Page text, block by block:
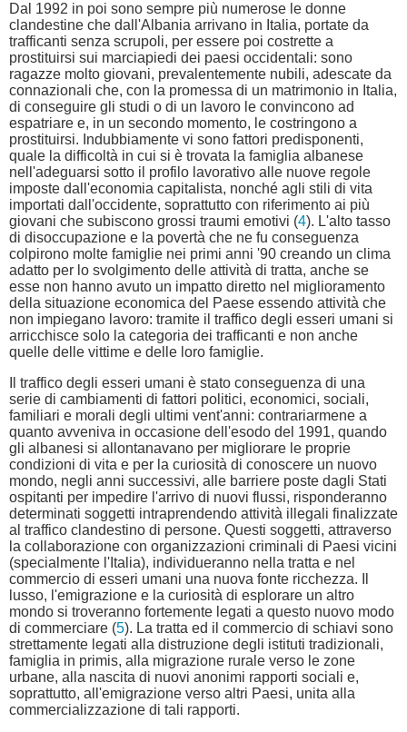
Dal 1992 in poi sono sempre più numerose le donne
clandestine che dall'Albania arrivano in Italia, portate da
trafficanti senza scrupoli, per essere poi costrette a
prostituirsi sui marciapiedi dei paesi occidentali: sono
ragazze molto giovani, prevalentemente nubili, adescate da
connazionali che, con la promessa di un matrimonio in Italia,
di conseguire gli studi o di un lavoro le convincono ad
espatriare e, in un secondo momento, le costringono a
prostituirsi. Indubbiamente vi sono fattori predisponenti,
quale la difficoltà in cui si è trovata la famiglia albanese
nell'adeguarsi sotto il profilo lavorativo alle nuove regole
imposte dall'economia capitalista, nonché agli stili di vita
importati dall'occidente, soprattutto con riferimento ai più
giovani che subiscono grossi traumi emotivi (4). L'alto tasso
di disoccupazione e la povertà che ne fu conseguenza
colpirono molte famiglie nei primi anni '90 creando un clima
adatto per lo svolgimento delle attività di tratta, anche se
esse non hanno avuto un impatto diretto nel miglioramento
della situazione economica del Paese essendo attività che
non impiegano lavoro: tramite il traffico degli esseri umani si
arricchisce solo la categoria dei trafficanti e non anche
quelle delle vittime e delle loro famiglie.
Il traffico degli esseri umani è stato conseguenza di una
serie di cambiamenti di fattori politici, economici, sociali,
familiari e morali degli ultimi vent'anni: contrariarmene a
quanto avveniva in occasione dell'esodo del 1991, quando
gli albanesi si allontanavano per migliorare le proprie
condizioni di vita e per la curiosità di conoscere un nuovo
mondo, negli anni successivi, alle barriere poste dagli Stati
ospitanti per impedire l'arrivo di nuovi flussi, risponderanno
determinati soggetti intraprendendo attività illegali finalizzate
al traffico clandestino di persone. Questi soggetti, attraverso
la collaborazione con organizzazioni criminali di Paesi vicini
(specialmente l'Italia), individueranno nella tratta e nel
commercio di esseri umani una nuova fonte ricchezza. Il
lusso, l'emigrazione e la curiosità di esplorare un altro
mondo si troveranno fortemente legati a questo nuovo modo
di commerciare (5). La tratta ed il commercio di schiavi sono
strettamente legati alla distruzione degli istituti tradizionali,
famiglia in primis, alla migrazione rurale verso le zone
urbane, alla nascita di nuovi anonimi rapporti sociali e,
soprattutto, all'emigrazione verso altri Paesi, unita alla
commercializzazione di tali rapporti.